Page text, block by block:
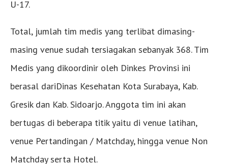
U-17.
Total, jumlah tim medis yang terlibat dimasing-
masing venue sudah tersiagakan sebanyak 368. Tim
Medis yang dikoordinir oleh Dinkes Provinsi ini
berasal dariDinas Kesehatan Kota Surabaya, Kab.
Gresik dan Kab. Sidoarjo. Anggota tim ini akan
bertugas di beberapa titik yaitu di venue latihan,
venue Pertandingan / Matchday, hingga venue Non
Matchday serta Hotel.